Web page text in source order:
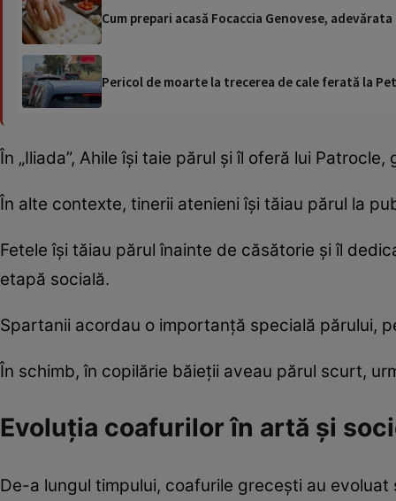
Cum prepari acasă Focaccia Genovese,
Pericol de moarte la trecerea de cale ferată la
În „Iliada”, Ahile își taie părul și îl oferă lui
În alte contexte, tinerii atenieni își tăiau părul la
Fetele își tăiau părul înainte de căsătorie și îl
etapă socială.
Spartanii acordau o importanță specială părului,
În schimb, în copilărie băieții aveau părul scurt,
Evoluția coafurilor în artă și
De-a lungul timpului, coafurile grecești au